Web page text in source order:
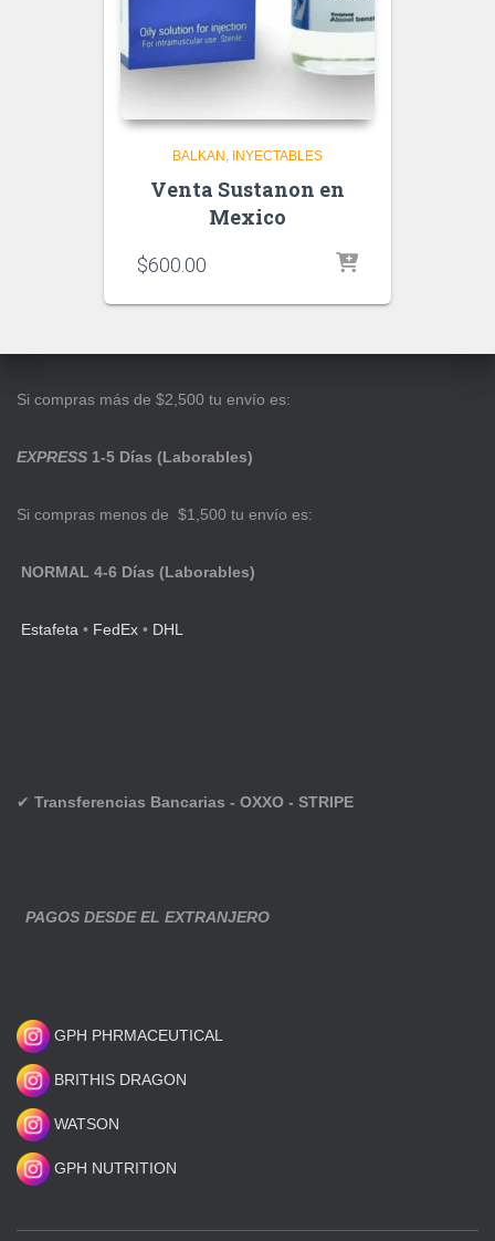
BALKAN INYECTABLES
Venta Sustanon en
Mexico
$600.00
Si compras más de $2,500 tu envío es:
EXPRESS 1-5 Días (Laborables)
Si compras menos de $1,500 tu envío es:
NORMAL 4-6 Días (Laborables)
Estafeta • FedEx • DHL
✔ Transferencias Bancarias - OXXO - STRIPE
PAGOS DESDE EL EXTRANJERO
GPH PHRMACEUTICAL
BRITHIS DRAGON
WATSON
GPH NUTRITION